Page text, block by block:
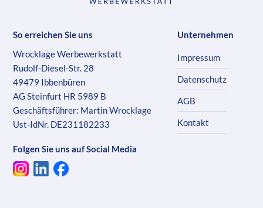
So erreichen Sie uns
Wrocklage Werbewerkstatt
Rudolf-Diesel-Str. 28
49479 Ibbenbüren
AG Steinfurt HR 5989 B
Geschäftsführer: Martin Wrocklage
Ust-IdNr. DE231182233
Folgen Sie uns auf Social Media
Unternehmen
Impressum
Datenschutz
AGB
Kontakt